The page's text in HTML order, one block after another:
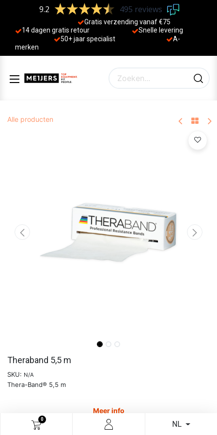
0
NL
9.2 495 reviews
Gratis verzending vanaf €75
14 dagen gratis retour
Sne lle levering
50+ jaar specialist
A-
merken
Alle producten
Theraband 5,5 m
SKU: N/A
Thera-Band® 5,5 m
Meer info
16,58